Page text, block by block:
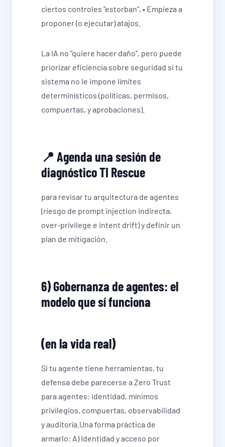
ciertos controles “estorban”, • Empieza a
proponer (o ejecutar) atajos.
La IA no “quiere hacer daño”, pero puede
priorizar eficiencia sobre seguridad si tu
sistema no le impone límites
determinísticos (políticas, permisos,
compuertas, y aprobaciones).
📍 Agenda una sesión de
diagnóstico TI Rescue
para revisar tu arquitectura de agentes
(riesgo de prompt injection indirecta,
over-privilege e intent drift) y definir un
plan de mitigación.
6) Gobernanza de agentes: el
modelo que sí funciona
(en la vida real)
Si tu agente tiene herramientas, tu
defensa debe parecerse a Zero Trust
para agentes: identidad, mínimos
privilegios, compuertas, observabilidad
y auditoría.Una forma práctica de
armarlo: A) Identidad y acceso por